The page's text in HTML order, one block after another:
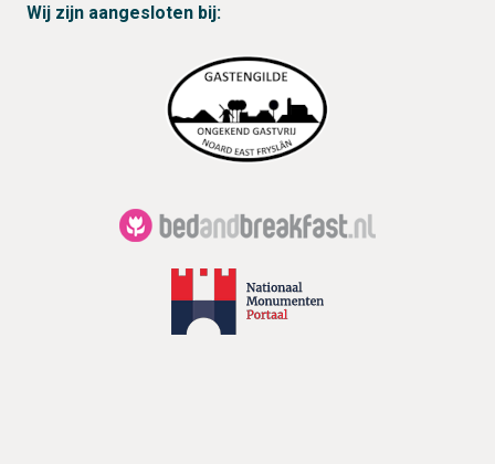
Wij zijn aangesloten bij: